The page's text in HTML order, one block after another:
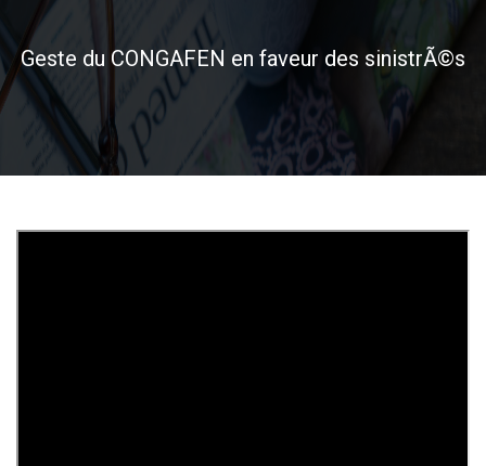
Geste du CONGAFEN en faveur des sinistrÃ©s